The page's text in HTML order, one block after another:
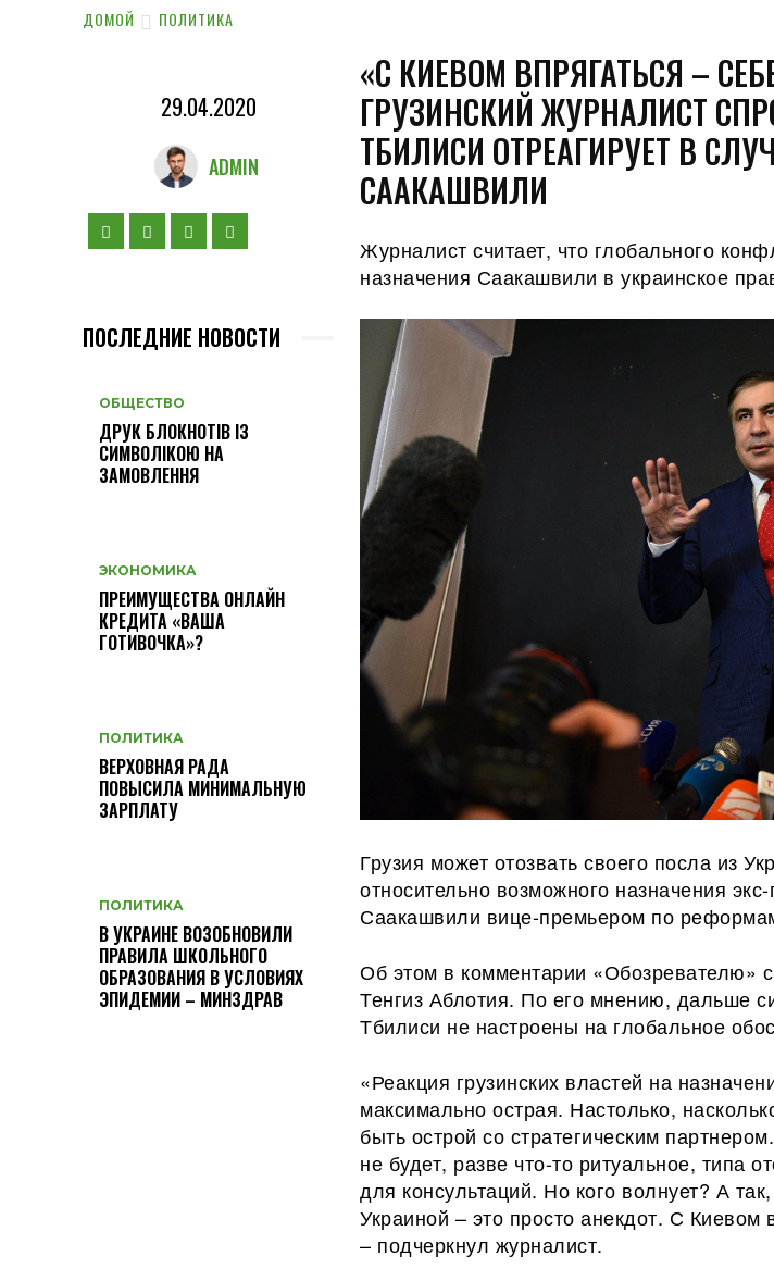
ДОМОЙ ПОЛИТИКА
29.04.2020
ADMIN
ПОСЛЕДНИЕ НОВОСТИ
ОБЩЕСТВО
ДРУК БЛОКНОТІВ ІЗ
СИМВОЛІКОЮ НА
ЗАМОВЛЕННЯ
ЭКОНОМИКА
ПРЕИМУЩЕСТВА ОНЛАЙН
КРЕДИТА «ВАША
ГОТИВОЧКА»?
ПОЛИТИКА
ВЕРХОВНАЯ РАДА
ПОВЫСИЛА МИНИМАЛЬНУЮ
ЗАРПЛАТУ
ПОЛИТИКА
В УКРАИНЕ ВОЗОБНОВИЛИ
ПРАВИЛА ШКОЛЬНОГО
ОБРАЗОВАНИЯ В УСЛОВИЯХ
ЭПИДЕМИИ – МИНЗДРАВ
«С КИЕВОМ ВПРЯГАТЬСЯ –
ГРУЗИНСКИЙ ЖУРНАЛИСТ
ТБИЛИСИ ОТРЕАГИРУЕТ В
СААКАШВИЛИ
Журналист считает, что глобального
назначения Саакашвили в украинское
Грузия может отозвать своего посла из
относительно возможного назначения
Саакашвили вице-премьером по
Об этом в комментарии «Обозревателю»
Тенгиз Аблотия. По его мнению, дальше
Тбилиси не настроены на глобальное
«Реакция грузинских властей на
максимально острая. Настолько,
быть острой со стратегическим
не будет, разве что-то ритуальное, типа
для консультаций. Но кого волнует? А
Украиной – это просто анекдот. С Киевом
– подчеркнул журналист.